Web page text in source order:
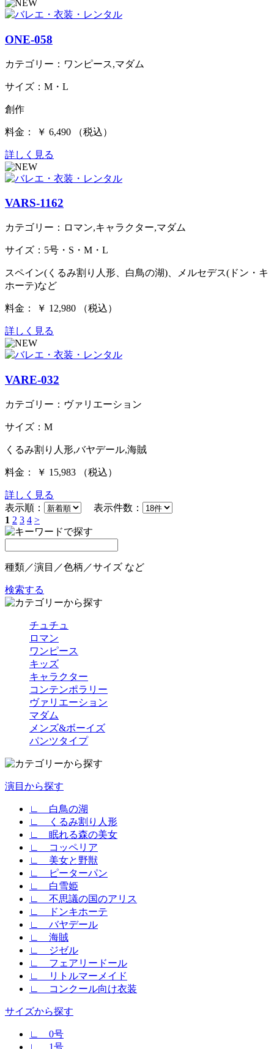
ONE-058
カテゴリー：ワンピース,マダム
サイズ：M・L
創作
料金： ￥ 6,490 （税込）
詳しく見る
VARS-1162
カテゴリー：ロマン,キャラクター,マダム
サイズ：5号・S・M・L
スペイン(くるみ割り人形、白鳥の湖)、メルセデス(ドン・キ
ホーテ)など
料金： ￥ 12,980 （税込）
詳しく見る
VARE-032
カテゴリー：ヴァリエーション
サイズ：M
くるみ割り人形,バヤデール,海賊
料金： ￥ 15,983 （税込）
詳しく見る
表示順：
表示件数：
1 2 3 4 >
種類／演目／色柄／サイズ など
検索する
チュチュ
ロマン
ワンピース
キッズ
キャラクター
コンテンポラリー
ヴァリエーション
マダム
メンズ&ボーイズ
パンツタイプ
演目から探す
∟ 白鳥の湖
∟ くるみ割り人形
∟ 眠れる森の美女
∟ コッペリア
∟ 美女と野獣
∟ ピーターパン
∟ 白雪姫
∟ 不思議の国のアリス
∟ ドンキホーテ
∟ バヤデール
∟ 海賊
∟ ジゼル
∟ フェアリードール
∟ リトルマーメイド
∟ コンクール向け衣装
サイズから探す
∟ 0号
∟ 1号